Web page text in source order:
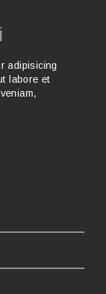
adipisicing
labore et